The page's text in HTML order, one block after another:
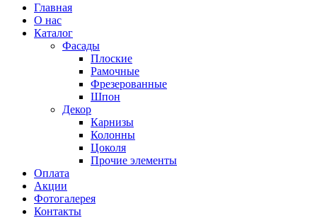
Главная
О нас
Каталог
Фасады
Плоские
Рамочные
Фрезерованные
Шпон
Декор
Карнизы
Колонны
Цоколя
Прочие элементы
Оплата
Акции
Фотогалерея
Контакты